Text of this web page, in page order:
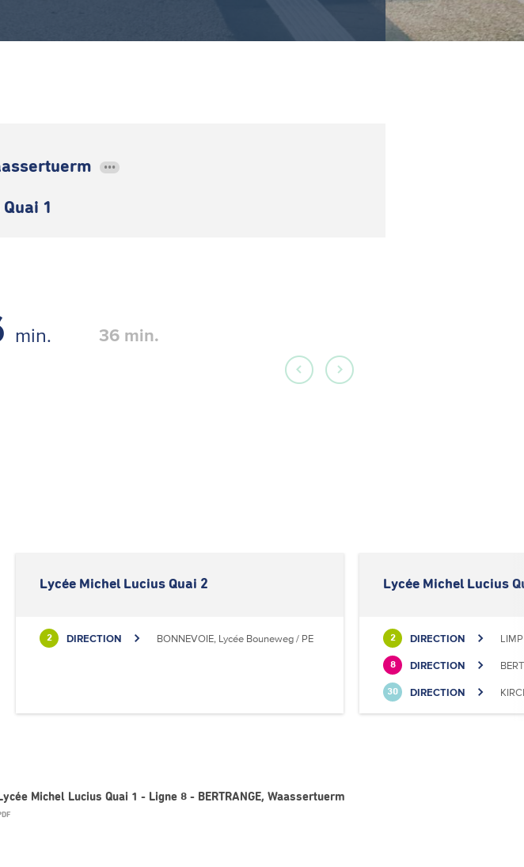
•••
1
min. 36 min.
Lycée Michel Lucius Quai 2
2 DIRECTION BONNEVOIE, Lycée Bouneweg / PE
Lycée Michel Lucius
2 DIRECTION
8 DIRECTION
30 DIRECTION
Michel Lucius Quai 1 - Ligne 8 - BERTRANGE, Waassertuerm